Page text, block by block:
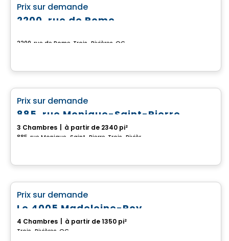
Prix sur demande
2200, rue de Rome
2200, rue de Rome, Trois-Rivières, QC
Maison
Prix sur demande
885, rue Monique-Saint-Pierre
3 Chambres à partir de 2340 pi²
Maison
Prix sur demande
Le 4005 Madeleine-Roy
4 Chambres à partir de 1350 pi²
Trois-Rivières, QC